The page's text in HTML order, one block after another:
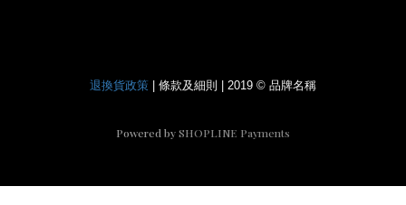
退換貨政策 | 條款及細則 | 2019 © 品牌名稱
Powered bySHOPLINE Payments